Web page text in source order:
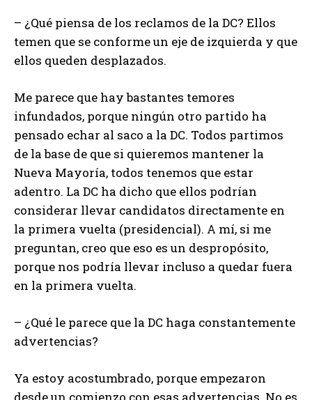
– ¿Qué piensa de los reclamos de la DC? Ellos
temen que se conforme un eje de izquierda y que
ellos queden desplazados.
Me parece que hay bastantes temores
infundados, porque ningún otro partido ha
pensado echar al saco a la DC. Todos partimos
de la base de que si quieremos mantener la
Nueva Mayoría, todos tenemos que estar
adentro. La DC ha dicho que ellos podrían
considerar llevar candidatos directamente en
la primera vuelta (presidencial). A mí, si me
preguntan, creo que eso es un despropósito,
porque nos podría llevar incluso a quedar fuera
en la primera vuelta.
– ¿Qué le parece que la DC haga constantemente
advertencias?
Ya estoy acostumbrado, porque empezaron